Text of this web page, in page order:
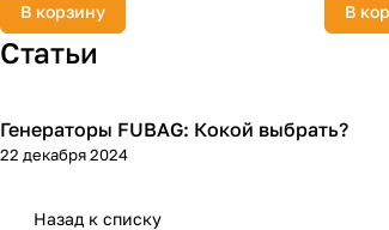
В корзину В
Статьи
Генераторы
Генераторы FUBAG: Кокой выбрать?
22 декабря 2024
Назад к списку